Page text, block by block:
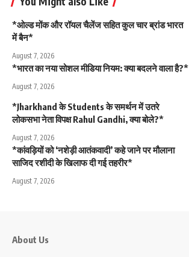
*ओल्ड मोंक और रॉयल चैलेंज सहित कुल चार ब्रांड भारत
में बैन*
August 7, 2026
*भारत का नया सोशल मीडिया नियम: क्या बदलने वाला है?*
August 7, 2026
*Jharkhand के Students के समर्थन में उतरे
लोकसभा नेता विपक्ष Rahul Gandhi, क्या बोले?*
August 7, 2026
*कांवड़ियों को ‘नशेड़ी आतंकवादी’ कहे जाने पर मौलाना
साजिद रशीदी के खिलाफ दी गई तहरीर*
August 7, 2026
About Us